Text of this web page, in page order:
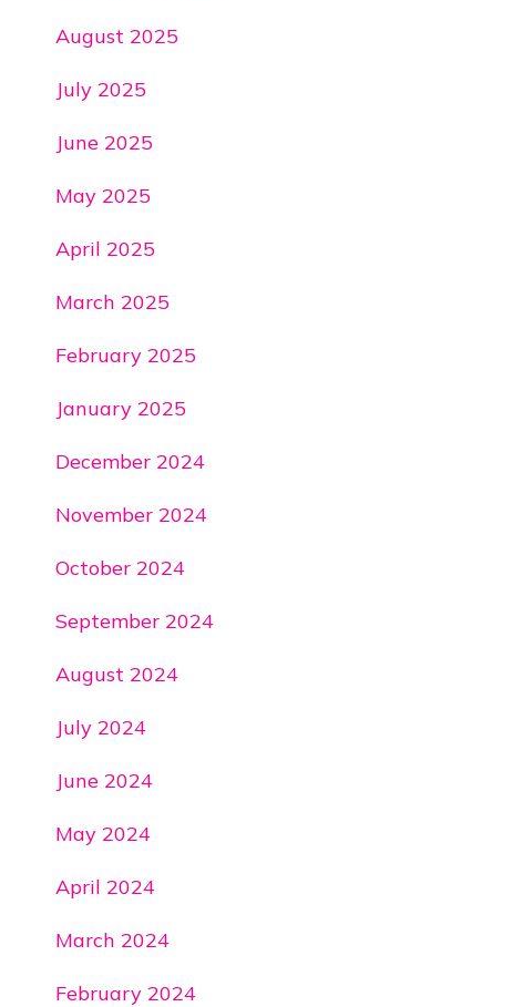
August 2025
July 2025
June 2025
May 2025
April 2025
March 2025
February 2025
January 2025
December 2024
November 2024
October 2024
September 2024
August 2024
July 2024
June 2024
May 2024
April 2024
March 2024
February 2024